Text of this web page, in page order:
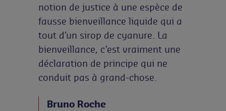
notion de justice à une espèce de
fausse bienveillance liquide qui a
tout d’un sirop de cyanure. La
bienveillance, c’est vraiment une
déclaration de principe qui ne
conduit pas à grand-chose.
Bruno Roche